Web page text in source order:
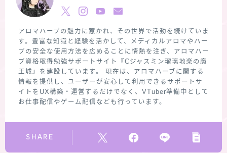
アロマハーブの魅力に惹かれ、その世界で活動を続けていま
す。豊富な知識と経験を活かして、メディカルアロマやハー
ブの安全な使用方法を広めることに情熱を注ぎ、アロマハー
ブ資格取得勉強サポートサイト『Cジャスミン瑠璃地楽の魔
王城』を建設しています。 現在は、アロマハーブに関する
情報を提供し、ユーザーが安心して利用できるサポートサ
イトをUX構築・運営するだけでなく、VTuber準備中として
お仕事配信やゲーム配信なども行っています。
SHARE